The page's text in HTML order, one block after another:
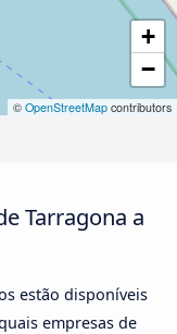
+
−
© OpenStreetMap contributors
Tarragona a
estão disponíveis
empresas de